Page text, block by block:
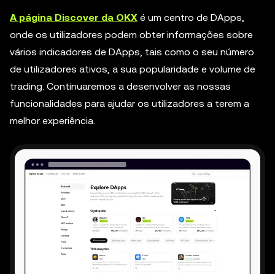
A página Discover da OKX é um centro de DApps,
onde os utilizadores podem obter informações sobre
vários indicadores de DApps, tais como o seu número
de utilizadores ativos, a sua popularidade e volume de
trading. Continuaremos a desenvolver as nossas
funcionalidades para ajudar os utilizadores a terem a
melhor experiência.